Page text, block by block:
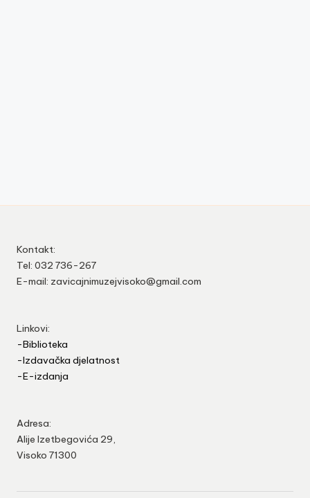
Kontakt:
Tel: 032 736-267
E-mail: zavicajnimuzejvisoko@gmail.com
Linkovi:
-Biblioteka
-Izdavačka djelatnost
-E-izdanja
Adresa:
Alije Izetbegovića 29,
Visoko 71300